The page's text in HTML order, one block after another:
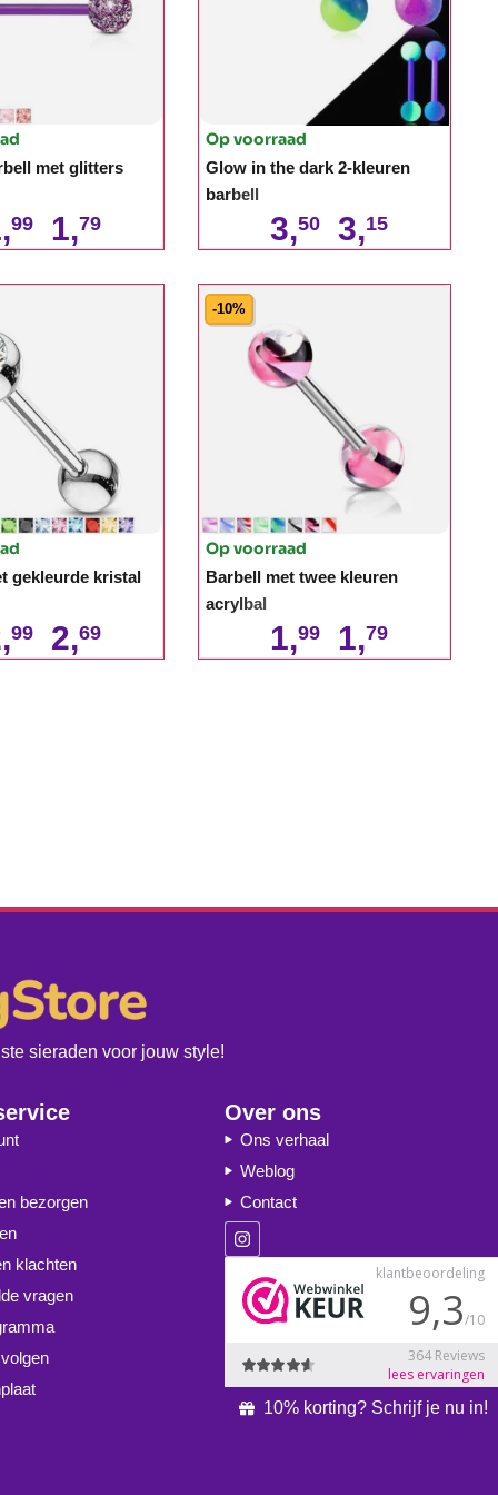
met glitters
99 1,79
Op voorraad
Glow in the dark 2-kleuren
barbell
3,50 3,15
gekleurde kristal
99 2,69
-10%
Op voorraad
Barbell met twee kleuren
acrylbal
1,99 1,79
sieraden voor jouw style!
bezorgen
klachten
vragen
Over ons
Ons verhaal
Weblog
Contact
10% korting? Schrijf je nu in!